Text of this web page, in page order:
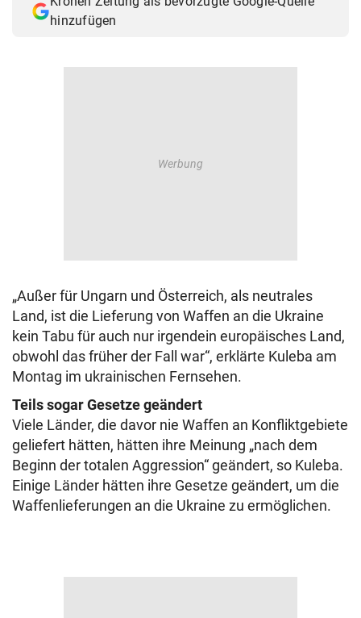
hinzufügen
„Außer für Ungarn und Österreich, als neutrales
Land, ist die Lieferung von Waffen an die Ukraine
kein Tabu für auch nur irgendein europäisches Land,
obwohl das früher der Fall war“, erklärte Kuleba am
Montag im ukrainischen Fernsehen.
Teils sogar Gesetze geändert
Viele Länder, die davor nie Waffen an Konfliktgebiete
geliefert hätten, hätten ihre Meinung „nach dem
Beginn der totalen Aggression“ geändert, so Kuleba.
Einige Länder hätten ihre Gesetze geändert, um die
Waffenlieferungen an die Ukraine zu ermöglichen.